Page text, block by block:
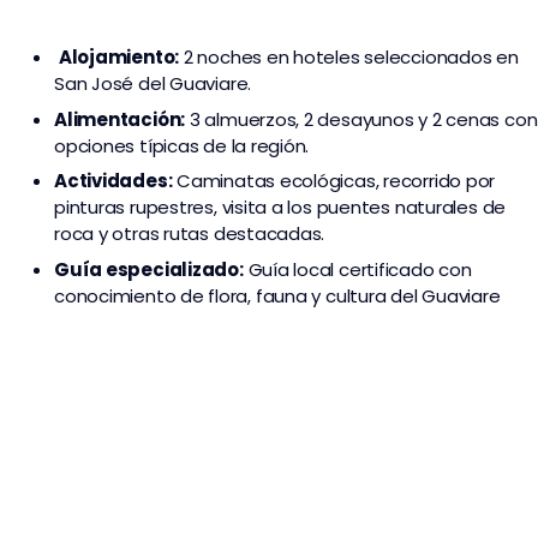
Alojamiento:2 noches en hoteles seleccionados en
San José del Guaviare.
Alimentación:3 almuerzos, 2 desayunos y 2 cenas con
opciones típicas de la región.
Actividades:Caminatas ecológicas, recorrido por
pinturas rupestres, visita a los puentes naturales de
roca y otras rutas destacadas.
Guía especializado:Guía local certificado con
conocimiento de flora, fauna y cultura del Guaviare